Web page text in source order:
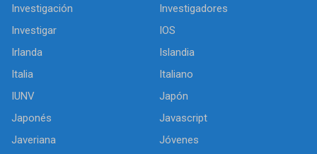
Investigación
Investigadores
Investigar
IOS
Irlanda
Islandia
Italia
Italiano
IUNV
Japón
Japonés
Javascript
Javeriana
Jóvenes